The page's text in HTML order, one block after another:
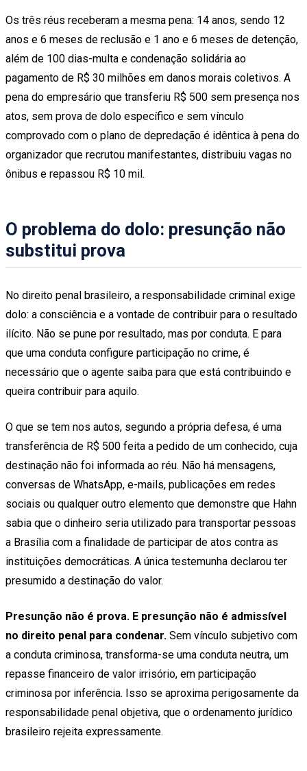
Os três réus receberam a mesma pena: 14 anos, sendo 12
anos e 6 meses de reclusão e 1 ano e 6 meses de detenção,
além de 100 dias-multa e condenação solidária ao
pagamento de R$ 30 milhões em danos morais coletivos. A
pena do empresário que transferiu R$ 500 sem presença nos
atos, sem prova de dolo específico e sem vínculo
comprovado com o plano de depredação é idêntica à pena do
organizador que recrutou manifestantes, distribuiu vagas no
ônibus e repassou R$ 10 mil.
O problema do dolo: presunção não
substitui prova
No direito penal brasileiro, a responsabilidade criminal exige
dolo: a consciência e a vontade de contribuir para o resultado
ilícito. Não se pune por resultado, mas por conduta. E para
que uma conduta configure participação no crime, é
necessário que o agente saiba para que está contribuindo e
queira contribuir para aquilo.
O que se tem nos autos, segundo a própria defesa, é uma
transferência de R$ 500 feita a pedido de um conhecido, cuja
destinação não foi informada ao réu. Não há mensagens,
conversas de WhatsApp, e-mails, publicações em redes
sociais ou qualquer outro elemento que demonstre que Hahn
sabia que o dinheiro seria utilizado para transportar pessoas
a Brasília com a finalidade de participar de atos contra as
instituições democráticas. A única testemunha declarou ter
presumido a destinação do valor.
Presunção não é prova. E presunção não é admissível
no direito penal para condenar. Sem vínculo subjetivo com
a conduta criminosa, transforma-se uma conduta neutra, um
repasse financeiro de valor irrisório, em participação
criminosa por inferência. Isso se aproxima perigosamente da
responsabilidade penal objetiva, que o ordenamento jurídico
brasileiro rejeita expressamente.